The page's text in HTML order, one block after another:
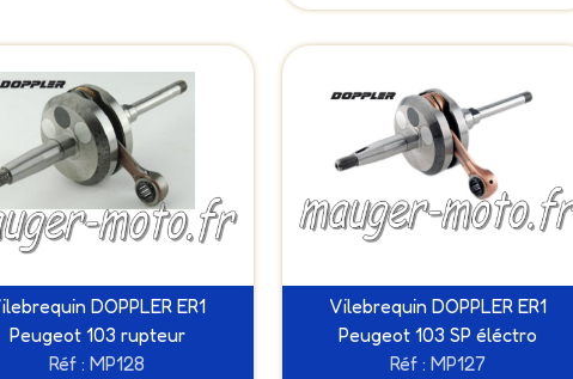
DOPPLER ER1
Peugeot 103 rupteur
Réf : MP128
Vilebrequin DOPPLER ER1
Peugeot 103 SP éléctro
Réf : MP127